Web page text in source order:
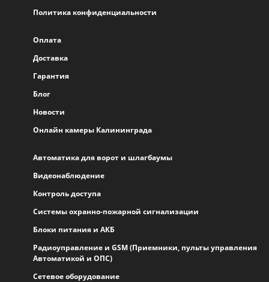
Политика конфиденциальности
Оплата
Доставка
Гарантия
Блог
Новости
Онлайн камеры Калининграда
Автоматика для ворот и шлагбаумы
Видеонаблюдение
Контроль доступа
Системы охранно-пожарной сигнализации
Блоки питания и АКБ
Радиоуправление и GSM (Приемники, пульты управления
Автоматикой и ОПС)
Сетевое оборудование